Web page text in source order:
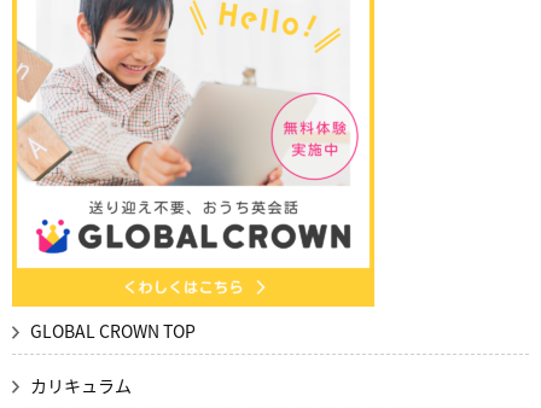
GLOBAL CROWN TOP
カリキュラム